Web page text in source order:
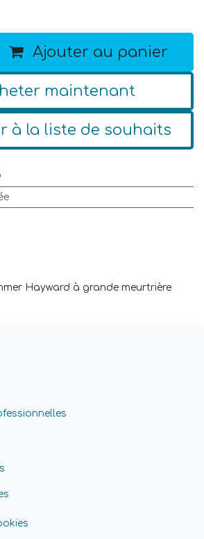
Ajouter au panier
maintenant
à la liste de souhaits
Hayward à grande meurtrière